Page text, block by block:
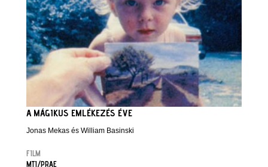
A MÁGIKUS EMLÉKEZÉS ÉVE
Jonas Mekas és William Basinski
FILM
MTI/PRAE